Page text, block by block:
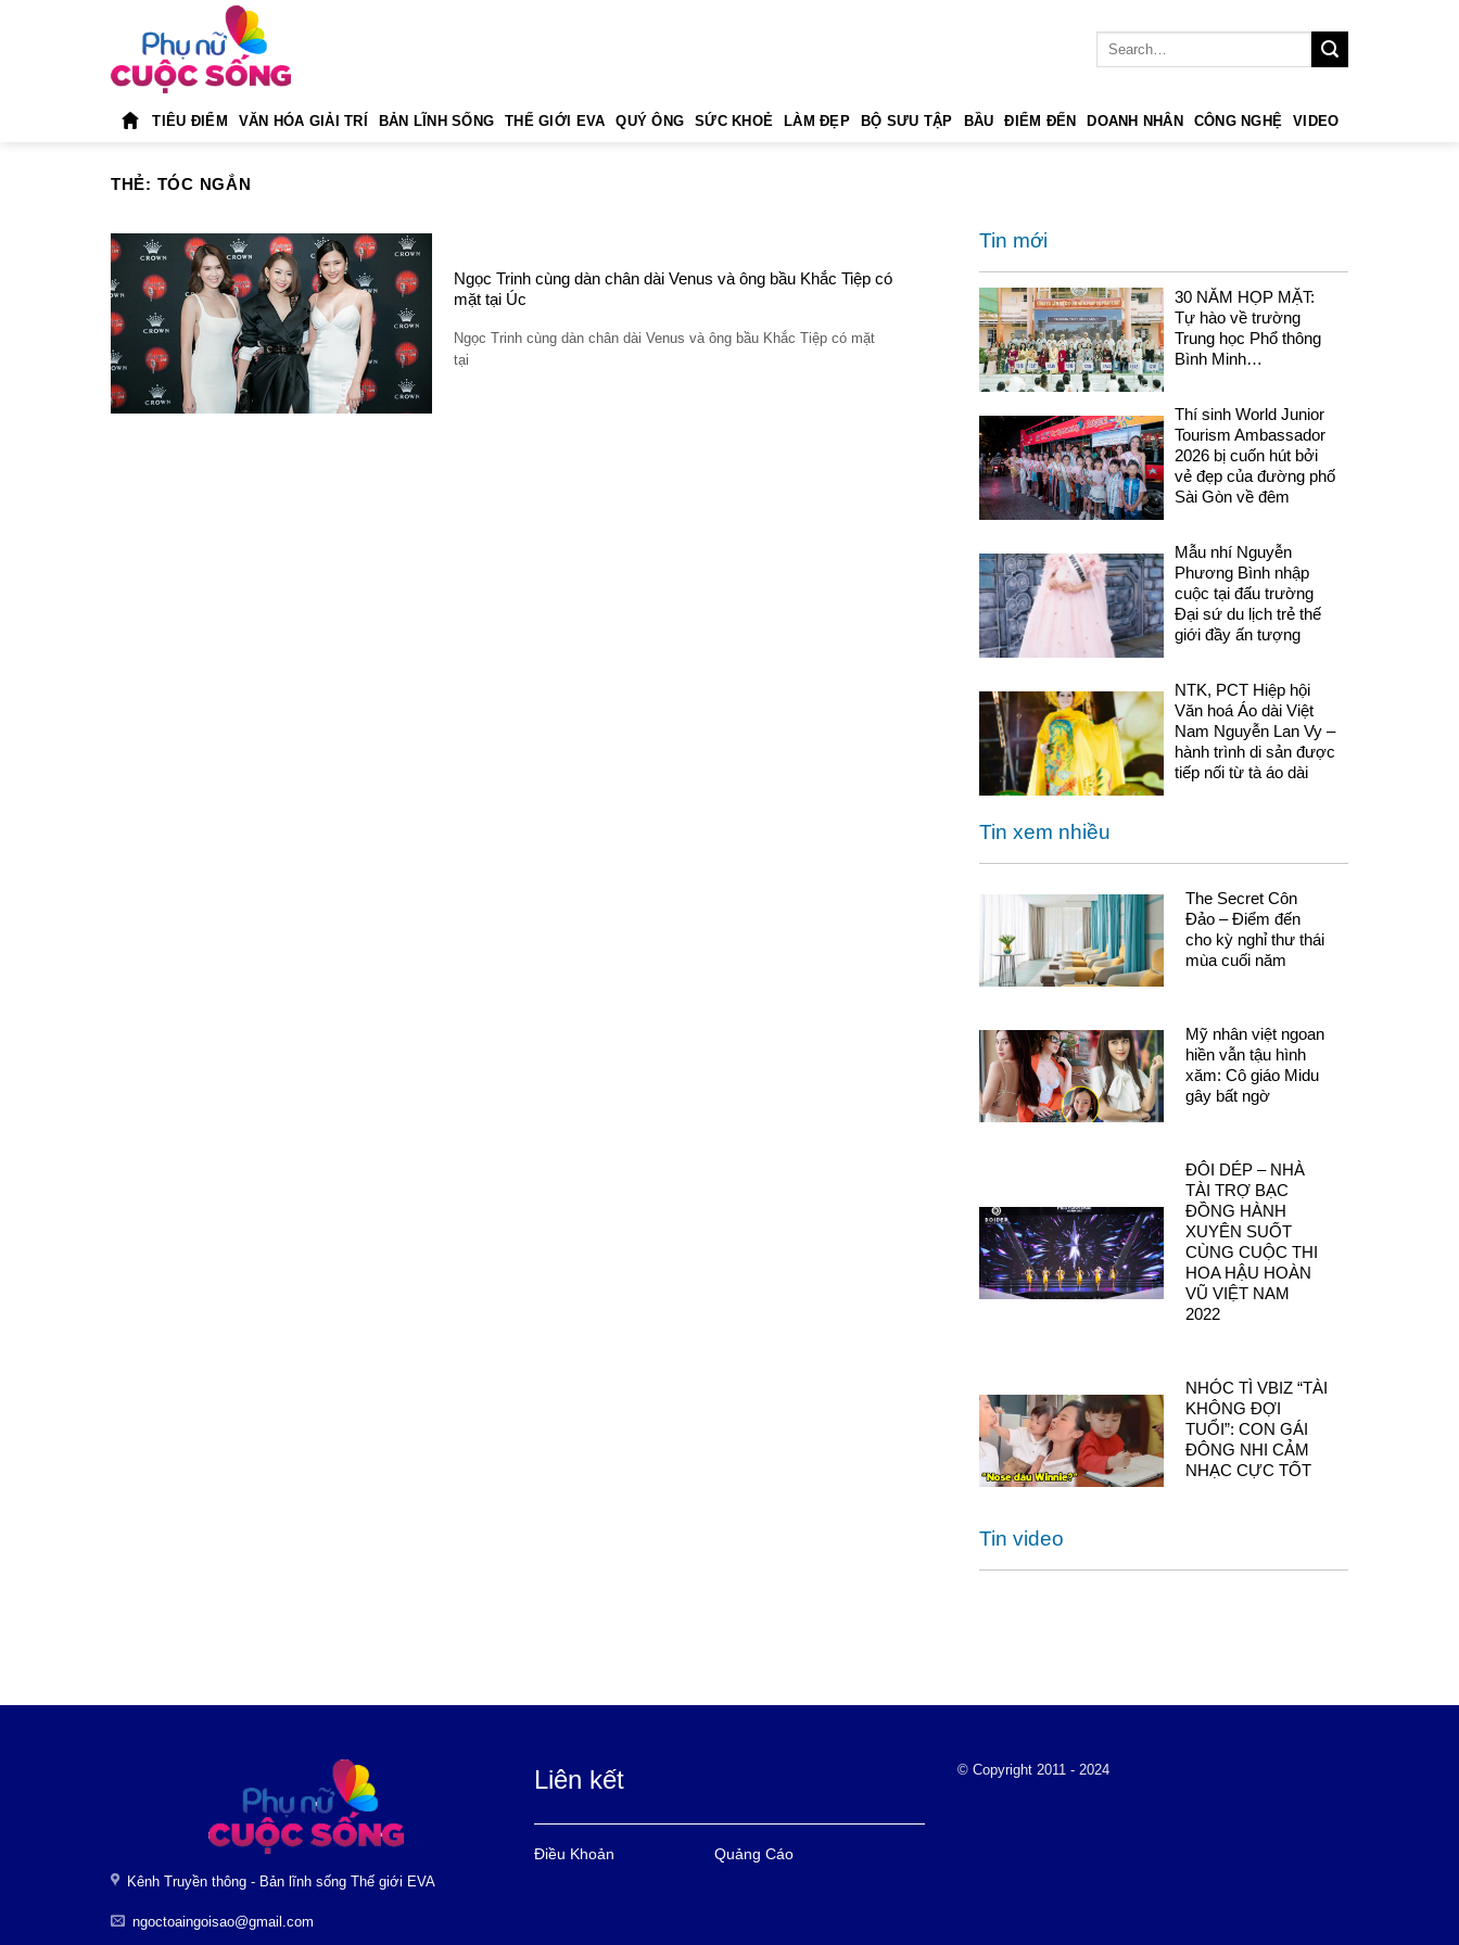
TIÊU ĐIỂM VĂN HÓA GIẢI TRÍ BẢN LĨNH SỐNG THẾ GIỚI EVA QUÝ ÔNG SỨC KHOẺ LÀM ĐẸP BỘ SƯU TẬP BẦU ĐIỂM ĐẾN DOANH NHÂN CÔNG NGHỆ VIDEO
THẺ: TÓC NGẮN
Ngọc Trinh cùng dàn chân dài Venus và ông bầu Khắc Tiệp có
mặt tại Úc
Ngọc Trinh cùng dàn chân dài Venus và ông bầu Khắc Tiệp có mặt
tại
Tin mới
30 NĂM HỌP MẶT:
Tự hào về trường
Trung học Phổ thông
Bình Minh…
Thí sinh World Junior
Tourism Ambassador
2026 bị cuốn hút bởi
vẻ đẹp của đường phố
Sài Gòn về đêm
Mẫu nhí Nguyễn
Phương Bình nhập
cuộc tại đấu trường
Đại sứ du lịch trẻ thế
giới đầy ấn tượng
NTK, PCT Hiệp hội
Văn hoá Áo dài Việt
Nam Nguyễn Lan Vy –
hành trình di sản được
tiếp nối từ tà áo dài
Tin xem nhiều
The Secret Côn
Đảo – Điểm đến
cho kỳ nghỉ thư thái
mùa cuối năm
Mỹ nhân việt ngoan
hiền vẫn tậu hình
xăm: Cô giáo Midu
gây bất ngờ
ĐÔI DÉP – NHÀ
TÀI TRỢ BẠC
ĐỒNG HÀNH
XUYÊN SUỐT
CÙNG CUỘC THI
HOA HẬU HOÀN
VŨ VIỆT NAM
2022
NHÓC TÌ VBIZ “TÀI
KHÔNG ĐỢI
TUỔI”: CON GÁI
ĐÔNG NHI CẢM
NHẠC CỰC TỐT
Tin video
Kênh Truyền thông - Bản lĩnh sống Thế giới EVA
ngoctoaingoisao@gmail.com
Liên kết
Điều Khoản Quảng Cáo
© Copyright 2011 - 2024